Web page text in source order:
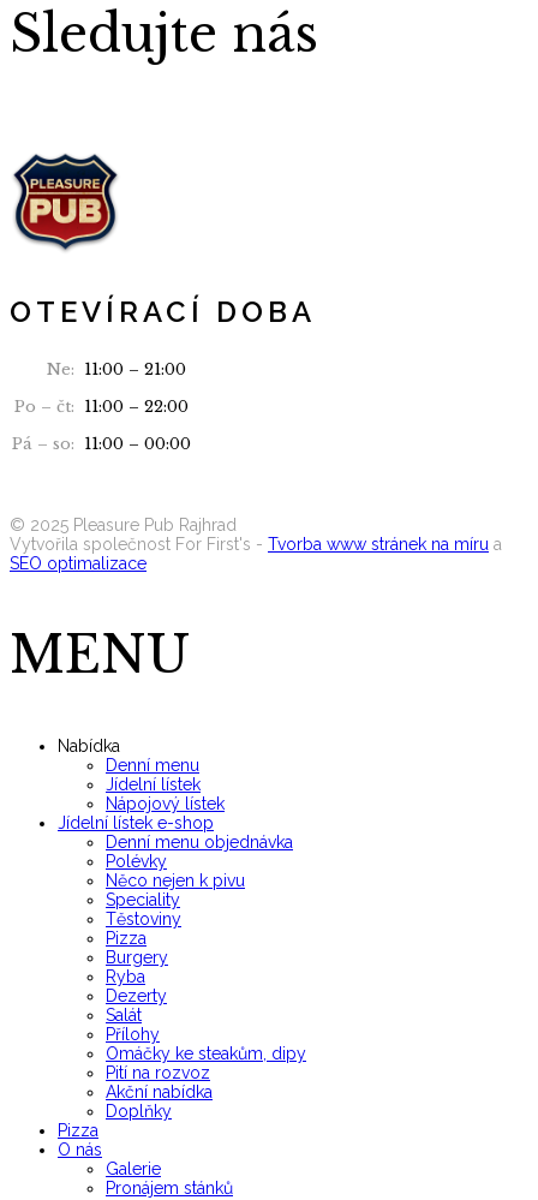
Sledujte nás
OTEVÍRACÍ DOBA
Ne: 11:00 – 21:00
Po – čt: 11:00 – 22:00
Pá – so: 11:00 – 00:00
© 2025 Pleasure Pub Rajhrad
Vytvořila společnost For First's - Tvorba www stránek na míru a
SEO optimalizace
MENU
Nabídka
Denní menu
Jídelní lístek
Nápojový lístek
Jídelní lístek e-shop
Denní menu objednávka
Polévky
Něco nejen k pivu
Speciality
Těstoviny
Pizza
Burgery
Ryba
Dezerty
Salát
Přílohy
Omáčky ke steakům, dipy
Pití na rozvoz
Akční nabídka
Doplňky
Pizza
O nás
Galerie
Pronájem stánků